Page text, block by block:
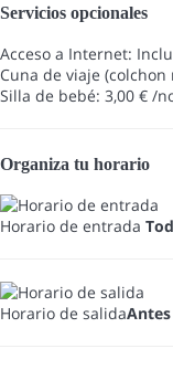
Servicios opcionales
Acceso a Internet:
Cuna de viaje
Silla de bebé: 3,00 € /
Organiza tu horario
Horario de entrada
Horario de salida